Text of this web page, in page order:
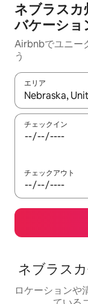
ネブラス
バケーシ
Airbnbでユニー
う
エリア
検索結果が表示
チェックイン
チェックアウト
ネブラス
ロケーションや